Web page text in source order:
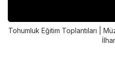
Tohumluk Eğitim Toplantıları |